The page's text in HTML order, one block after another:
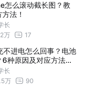
怎么滚动截长图？教
法！
长
万
17
不进电怎么回事？电池
6种原因及对应方法详
长
万
90